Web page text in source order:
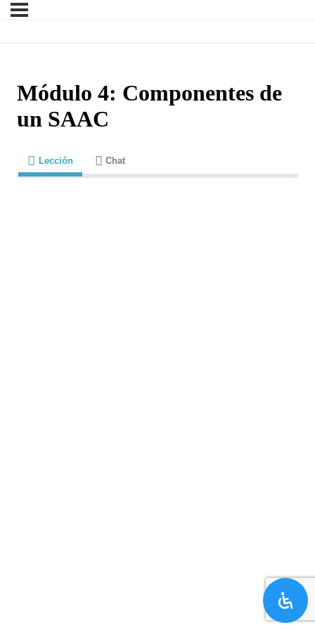
Módulo 4: Componentes de
un SAAC
Lección Chat